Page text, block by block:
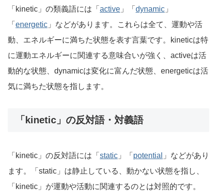
「kinetic」の類義語には「 active 」「 dynamic 」
「 energetic 」などがあります。これらは全て、運動や活
動、エネルギーに満ちた状態を表す言葉です。kineticは特
に運動エネルギーに関連する意味合いが強く、activeは活
動的な状態、dynamicは変化に富んだ状態、energeticは活
気に満ちた状態を指します。
「kinetic」の反対語・対義語
「kinetic」の反対語には「 static 」「 potential
」などがあり
ます。「static」は静止している、動かない状態を指し、
「kinetic」が運動や活動に関連するのとは対照的です。